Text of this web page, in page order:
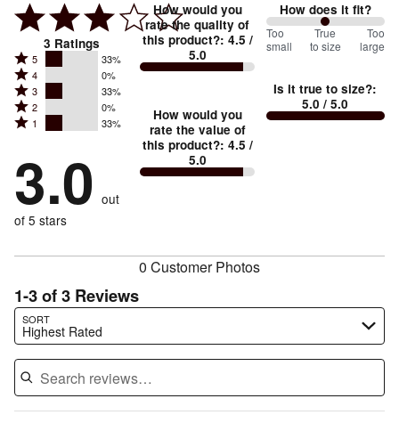
3 Ratings
Rated
5
stars
by
of
reviewers
5 33%
Rated
4
stars
by
of
reviewers
4 0%
Rated
3
stars
33%
of
reviewers
3 33%
Rated
2
by
0%
of
reviewers
2 0%
Rated
stars
by
33%
of
1 33%
3.0 out
of 5 stars
How would you
rate the quality of
this product?: 4.5 /
5.0
How would you
rate the value of
this product?: 4.5 /
5.0
How does it fit?
100
between
small
and
Too
small
True
to size
Too
large
Is it true to size?:
5.0 / 5.0
0 Customer Photos
1-3 of 3 Reviews
SORT
Highest Rated
Search reviews…